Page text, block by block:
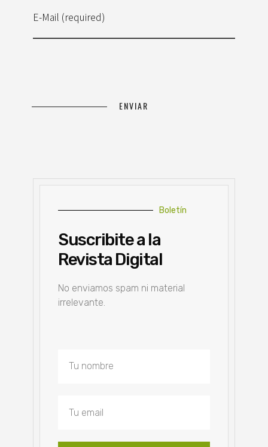
E-Mail (required)
Boletín
Suscribite a la
Revista Digital
No enviamos spam ni material
irrelevante.